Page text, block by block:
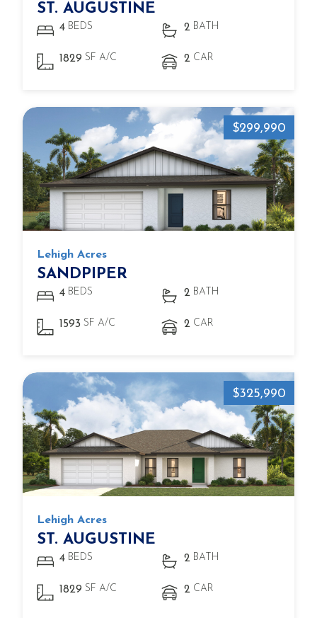
ST. AUGUSTINE
4 BEDS 2 BATH
1829 SF A/C 2 CAR
$299,990
Lehigh Acres
SANDPIPER
4 BEDS 2 BATH
1593 SF A/C 2 CAR
$325,990
Lehigh Acres
ST. AUGUSTINE
4 BEDS 2 BATH
1829 SF A/C 2 CAR